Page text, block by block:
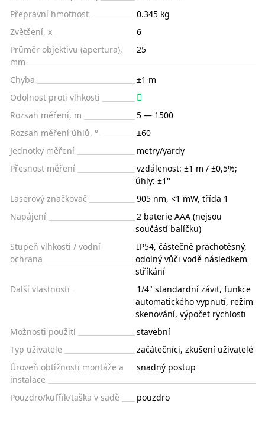
Přepravní hmotnost
0.345 kg
Zvětšení, x
6
Průměr objektivu (apertura),
mm
25
Chyba
±1 m
Odolnost proti vlhkosti
Rozsah měření, m
5 — 1500
Rozsah měření úhlů, °
±60
Jednotky měření
metry/yardy
Přesnost měření
vzdálenost: ±1 m / ±0,5%;
úhly: ±1°
Laserový značkovač
905 nm, <1 mW, třída 1
Napájení
2 baterie AAA (nejsou
součástí balíčku)
Stupeň vlhkosti / vodní
ochrana
IP54, částečně prachotěsný,
odolný vůči vodě následkem
stříkání
Další vlastnosti
1/4" standardní závit, funkce
automatického vypnutí, režim
skenování, výpočet rychlosti
Možnosti použití
stavební
Typ uživatele
začátečníci, zkušení uživatelé
Úroveň obtížnosti montáže a
instalace
snadný postup
Pouzdro/kufřík/taška v sadě pouzdro